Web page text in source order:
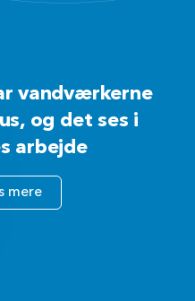
vandværkerne
og det ses i
arbejde
mere